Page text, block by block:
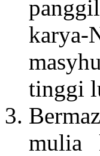
karya-
tinggi
mulia